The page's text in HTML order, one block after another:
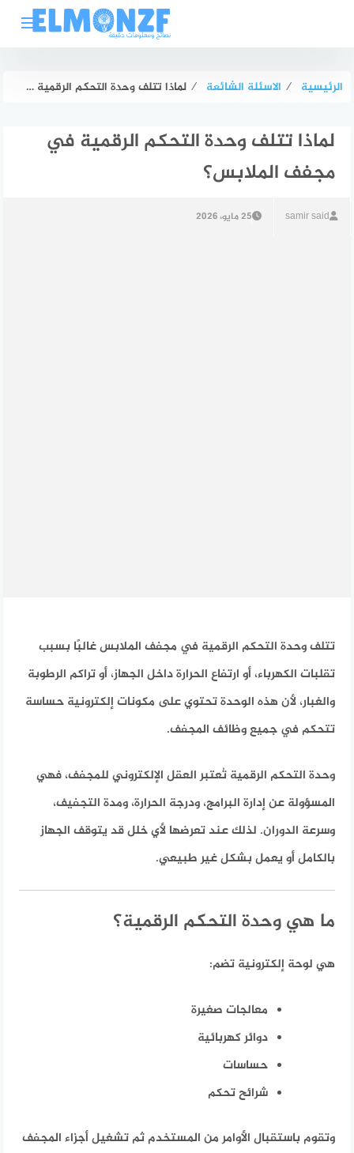
الرئيسية ⁄ الاسئلة الشائعة ⁄ لماذا تتلف وحدة التحكم الرقمية في مجفف الملابس؟
لماذا تتلف وحدة التحكم الرقمية في
مجفف الملابس؟
samir said 25 مايو، 2026
تتلف وحدة التحكم الرقمية في مجفف الملابس غالبًا بسبب
تقلبات الكهرباء، أو ارتفاع الحرارة داخل الجهاز، أو تراكم الرطوبة
والغبار، لأن هذه الوحدة تحتوي على مكونات إلكترونية حساسة
تتحكم في جميع وظائف المجفف.
وحدة التحكم الرقمية تُعتبر العقل الإلكتروني للمجفف، فهي
المسؤولة عن إدارة البرامج، ودرجة الحرارة، ومدة التجفيف،
وسرعة الدوران. لذلك عند تعرضها لأي خلل قد يتوقف الجهاز
بالكامل أو يعمل بشكل غير طبيعي.
ما هي وحدة التحكم الرقمية؟
هي لوحة إلكترونية تضم:
معالجات صغيرة
دوائر كهربائية
حساسات
شرائح تحكم
وتقوم باستقبال الأوامر من المستخدم ثم تشغيل أجزاء المجفف